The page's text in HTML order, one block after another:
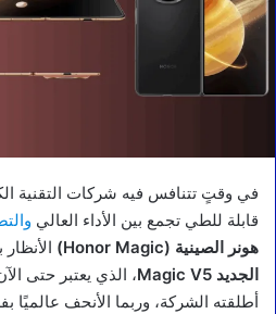
في وقتٍ تتنافس فيه شركات التقنية
قابلة للطي تجمع بين الأداء العالي
هونر الصينية (Honor Magic)
الجديد Magic V5
، الذي يعتبر حتى
أطلقته الشركة، وربما الأنحف عالميًا